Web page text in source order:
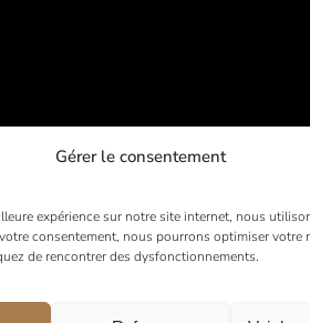
Gérer le consentement
expérience sur notre site internet, nous
consentement, nous pourrons optimiser votre
de rencontrer des dysfonctionnements.